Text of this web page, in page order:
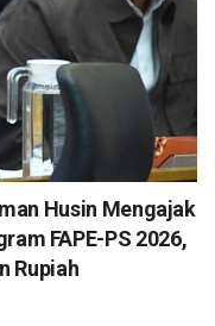
Husin Mengajak
FAPE-PS 2026,
Rupiah